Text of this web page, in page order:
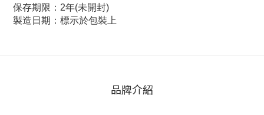
保存期限：2年(未開封)
製造日期：標示於包裝上
品牌介紹